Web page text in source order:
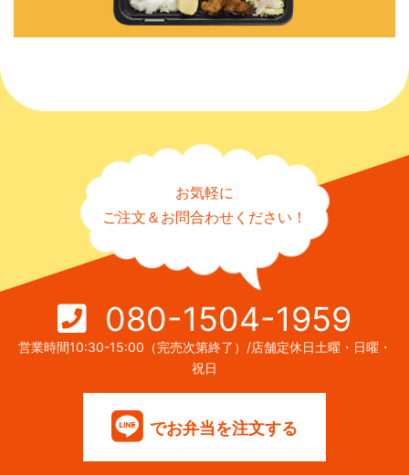
お気軽に
ご注文＆お問合わせください！
080-1504-1959
営業時間10:30-15:00（完売次第終了）/店舗定休日土曜・日曜・
祝日
でお弁当を注文する